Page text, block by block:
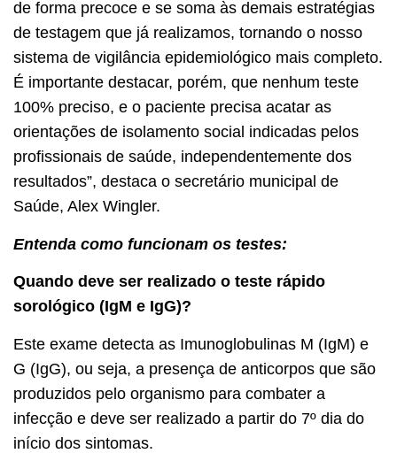
de forma precoce e se soma às demais estratégias
de testagem que já realizamos, tornando o nosso
sistema de vigilância epidemiológico mais completo.
É importante destacar, porém, que nenhum teste
100% preciso, e o paciente precisa acatar as
orientações de isolamento social indicadas pelos
profissionais de saúde, independentemente dos
resultados”, destaca o secretário municipal de
Saúde, Alex Wingler.
Entenda como funcionam os testes:
Quando deve ser realizado o teste rápido
sorológico (IgM e IgG)?
Este exame detecta as Imunoglobulinas M (IgM) e
G (IgG), ou seja, a presença de anticorpos que são
produzidos pelo organismo para combater a
infecção e deve ser realizado a partir do 7º dia do
início dos sintomas.